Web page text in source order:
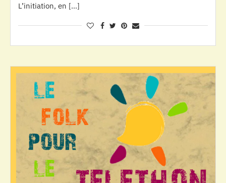
L’initiation, en […]